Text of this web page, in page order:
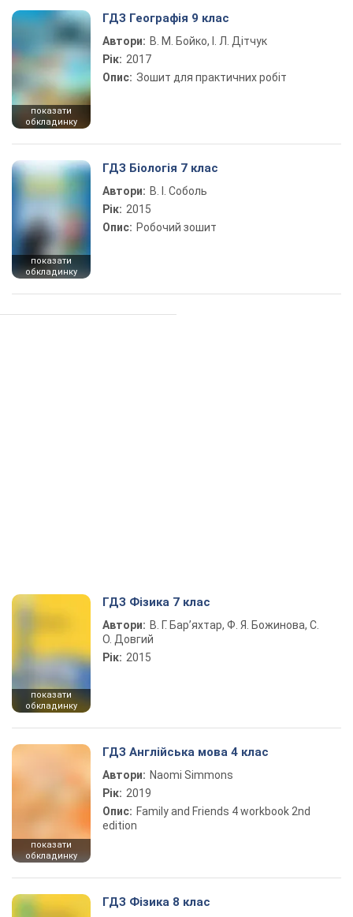
показати
обкладинку
ГДЗ Географія 9 клас
Автори: В. М. Бойко, І. Л. Дітчук
Рік: 2017
Опис: Зошит для практичних робіт
показати
обкладинку
ГДЗ Біологія 7 клас
Автори: В. І. Соболь
Рік: 2015
Опис: Робочий зошит
показати
обкладинку
ГДЗ Фізика 7 клас
Автори: В. Г. Бар’яхтар, Ф. Я. Божинова, С.
О. Довгий
Рік: 2015
показати
обкладинку
ГДЗ Англійська мова 4 клас
Автори: Naomi Simmons
Рік: 2019
Опис: Family and Friends 4 workbook 2nd
edition
ГДЗ Фізика 8 клас